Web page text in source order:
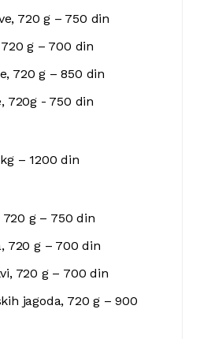
720 g – 750 din
g – 700 din
720 g – 850 din
720g - 750 din
– 1200 din
g – 750 din
720 g – 700 din
720 g – 700 din
jagoda, 720 g – 900